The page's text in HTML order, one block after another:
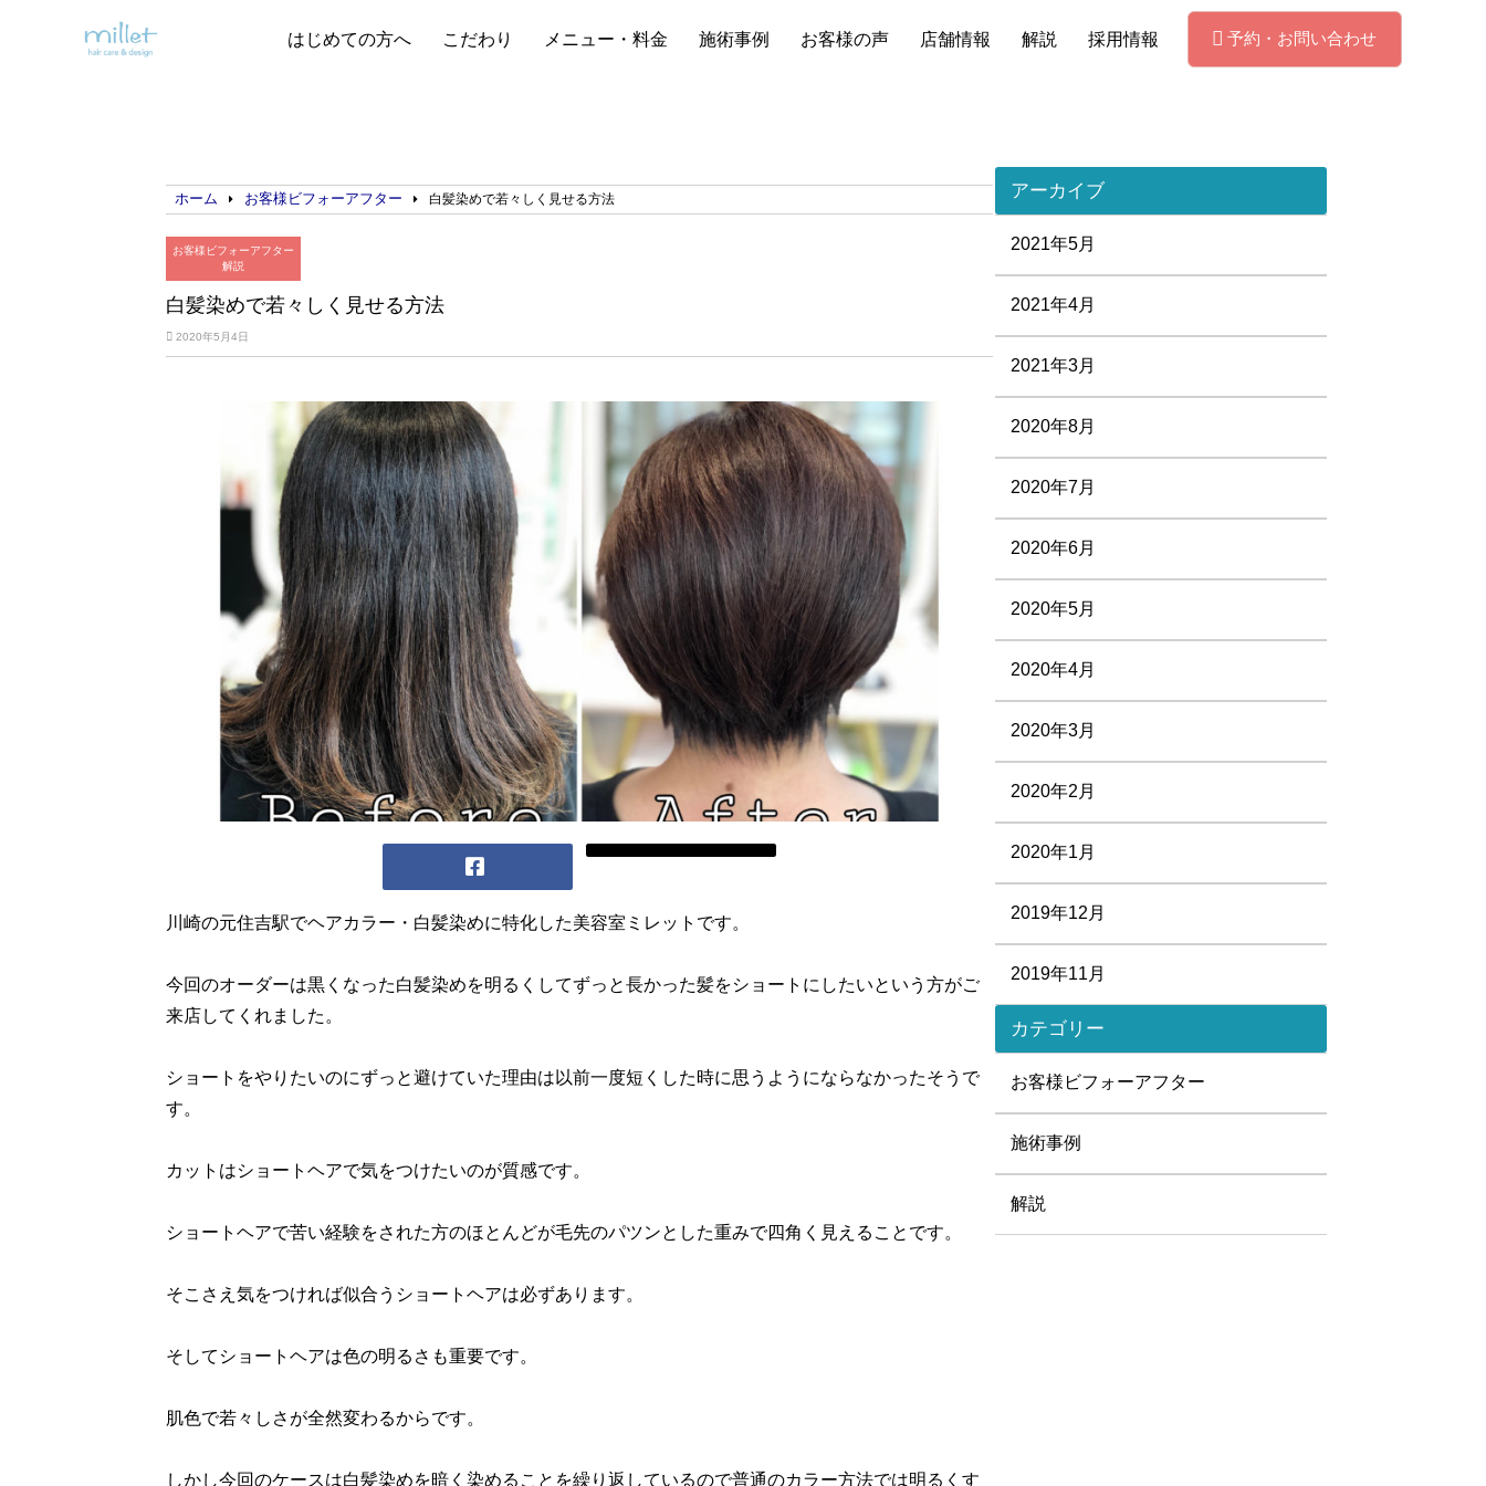
はじめての方へ こだわり メニュー・料金 施術事例 お客様の声 店舗情報 解説 採用情報 予約・お問い合わせ
ホーム お客様ビフォーアフター 白髪染めで若々しく見せる方法
お客様ビフォーアフター
解説
白髪染めで若々しく見せる方法
2020年5月4日
川崎の元住吉駅でヘアカラー・白髪染めに特化した美容室ミレットです。
今回のオーダーは黒くなった白髪染めを明るくしてずっと長かった髪をショートにしたいという方がご
来店してくれました。
ショートをやりたいのにずっと避けていた理由は以前一度短くした時に思うようにならなかったそうで
す。
カットはショートヘアで気をつけたいのが質感です。
ショートヘアで苦い経験をされた方のほとんどが毛先のパツンとした重みで四角く見えることです。
そこさえ気をつければ似合うショートヘアは必ずあります。
そしてショートヘアは色の明るさも重要です。
肌色で若々しさが全然変わるからです。
しかし今回のケースは白髪染めを暗く染めることを繰り返しているので普通のカラー方法では明るくす
アーカイブ
2021年5月
2021年4月
2021年3月
2020年8月
2020年7月
2020年6月
2020年5月
2020年4月
2020年3月
2020年2月
2020年1月
2019年12月
2019年11月
カテゴリー
お客様ビフォーアフター
施術事例
解説